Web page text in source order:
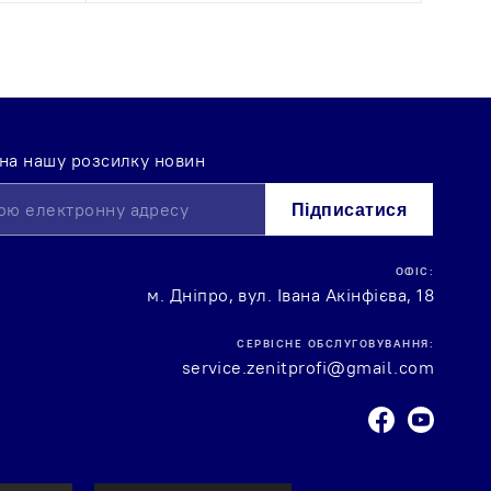
нашу розсилку новин
Підписатися
ОФІС:
м. Дніпро, вул. Івана Акінфієва, 18
СЕРВІСНЕ ОБСЛУГОВУВАННЯ:
service.zenitprofi@gmail.com
FacebookYoutube